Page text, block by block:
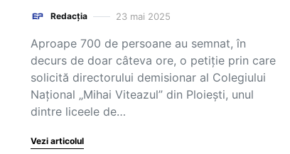
Redacția 23 mai 2025
Aproape 700 de persoane au semnat, în
decurs de doar câteva ore, o petiţie prin care
solicită directorului demisionar al Colegiului
Naţional „Mihai Viteazul” din Ploieşti, unul
dintre liceele de…
Vezi articolul